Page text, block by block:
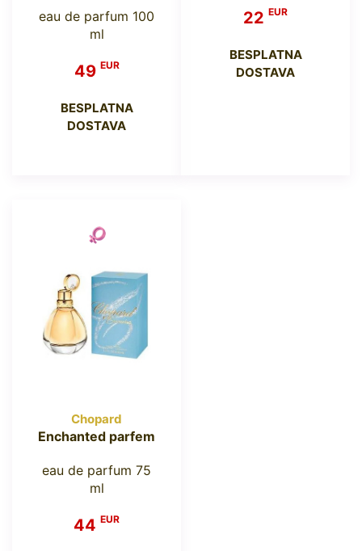
eau de parfum 100
ml
49 EUR
BESPLATNA
DOSTAVA
22 EUR
BESPLATNA
DOSTAVA
Chopard
Enchanted parfem
eau de parfum 75
ml
44 EUR